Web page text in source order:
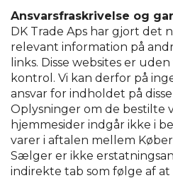
Ansvarsfraskrivelse og
DK Trade Aps har gjort det
relevant information på
links. Disse websites er
kontrol. Vi kan derfor på
ansvar for indholdet på disse
Oplysninger om de bestilte
hjemmesider indgår ikke i
varer i aftalen mellem Køber
Sælger er ikke
indirekte tab som følge af